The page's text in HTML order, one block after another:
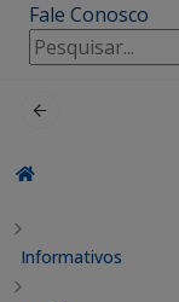
Fale Conosco
Pesquisar
por:
Informativos